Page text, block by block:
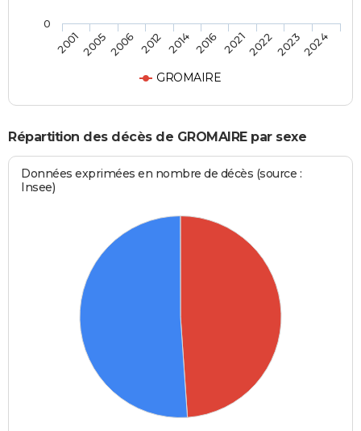
GROMAIRE
200120052006 2012 2014 2016 2021202220232024
0
Répartition des décès de GROMAIRE par sexe
Données exprimées en nombre de décès (source :
Insee)